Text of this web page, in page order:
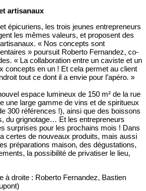
artisanaux
épicuriens, les trois jeunes entrepreneurs
les mêmes valeurs, et proposent des
« Nos concepts sont
» poursuit Roberto Fernandez, co-
« La collaboration entre un caviste et un
concepts en un ! Et cela permet au client
tout ce dont il a envie pour l’apéro. »
espace lumineux de 150 m² de la rue
une large gamme de vins et de spiritueux
300 références !), ainsi que des boissons
du grignotage… Et les entrepreneurs
surprises pour les prochains mois ! Dans
certes de nouveaux produits, mais aussi
préparations maison, des dégustations,
la possibilité de privatiser le lieu,
à droite : Roberto Fernandez, Bastien